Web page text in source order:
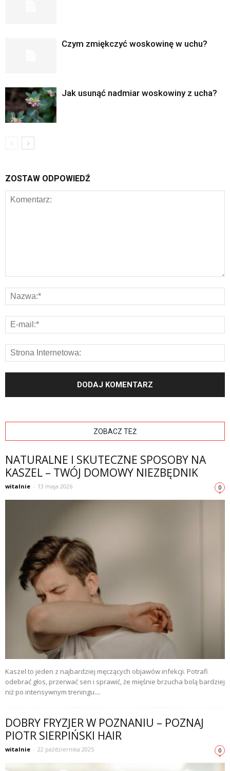
Czym zmiękczyć woskowinę w uchu?
Jak usunąć nadmiar woskowiny z ucha?
ZOSTAW ODPOWIEDŹ
ZOBACZ TEŻ
NATURALNE I SKUTECZNE SPOSOBY NA
KASZEL – TWÓJ DOMOWY NIEZBĘDNIK
witalnie - 13 maja 2026 0
Kaszel to jeden z najbardziej męczących objawów infekcji. Potrafi
odebrać głos, przerwać sen i sprawić, że mięśnie brzucha bolą bardziej
niż po intensywnym treningu....
DOBRY FRYZJER W POZNANIU – POZNAJ
PIOTR SIERPIŃSKI HAIR
witalnie - 22 października 2025 0